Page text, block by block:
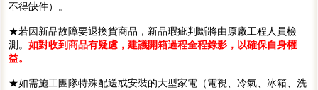
不得缺件）。
★若因新品故障要退換貨商品，新品瑕疵判斷將由原廠工程人員檢
測。 如對收到商品有疑慮，建議開箱過程全程錄影，以確保自身權
益。
★如需施工團隊特殊配送或安裝的大型家電（電視、冷氣、冰箱、洗